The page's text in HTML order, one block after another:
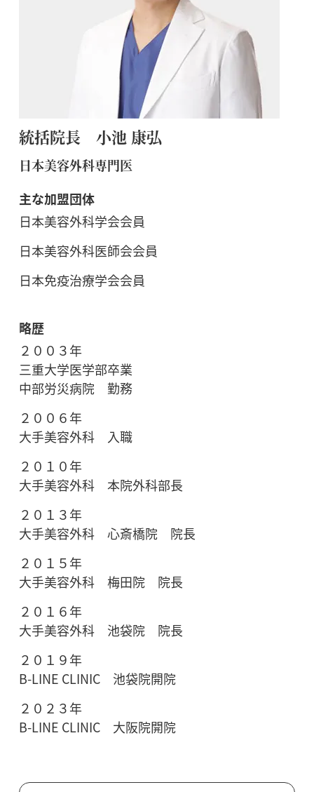
統括院長 小池 康弘
日本美容外科専門医
主な加盟団体
日本美容外科学会会員
日本美容外科医師会会員
日本免疫治療学会会員
略歴
２００３年
三重大学医学部卒業
中部労災病院 勤務
２００６年
大手美容外科 入職
２０１０年
大手美容外科 本院外科部長
２０１３年
大手美容外科 心斎橋院 院長
２０１５年
大手美容外科 梅田院 院長
２０１６年
大手美容外科 池袋院 院長
２０１９年
B-LINE CLINIC 池袋院開院
２０２３年
B-LINE CLINIC 大阪院開院